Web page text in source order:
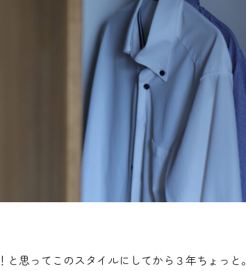
思ってこのスタイルにしてから３年ちょっと。